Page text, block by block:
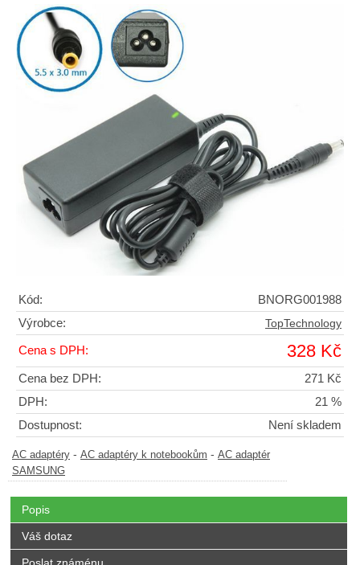
Kód:
BNORG001988
Výrobce:
TopTechnology
Cena s DPH: 328 Kč
Cena bez DPH:
271 Kč
DPH:
21 %
Dostupnost:
Není skladem
AC adaptéry - AC adaptéry k notebookům - AC adaptér
SAMSUNG
Popis
Váš dotaz